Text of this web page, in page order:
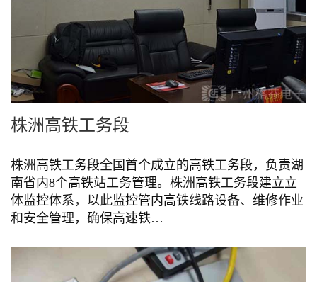
株洲高铁工务段
株洲高铁工务段全国首个成立的高铁工务段，负责湖
南省内8个高铁站工务管理。株洲高铁工务段建立立
体监控体系，以此监控管内高铁线路设备、维修作业
和安全管理，确保高速铁…